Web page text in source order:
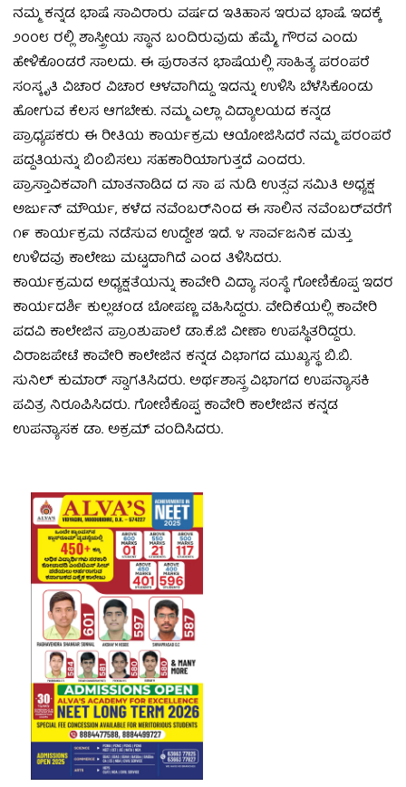
ನಮ್ಮ ಕನ್ನಡ ಭಾಷೆ ಸಾವಿರಾರು ವರ್ಷದ ಇತಿಹಾಸ ಇರುವ ಭಾಷೆ. ಇದಕ್ಕೆ
೨೦೦೮ ರಲ್ಲಿ ಶಾಸ್ತ್ರೀಯ ಸ್ಥಾನ ಬಂದಿರುವುದು ಹೆಮ್ಮೆ, ಗೌರವ ಎಂದು
ಹೇಳಿಕೊಂಡರೆ ಸಾಲದು. ಈ ಪುರಾತನ ಭಾಷೆಯಲ್ಲಿ ಸಾಹಿತ್ಯ ಪರಂಪರೆ
ಸಂಸ್ಕೃತಿ ವಿಚಾರ ವಿಚಾರ ಆಳವಾಗಿದ್ದು ಇದನ್ನು ಉಳಿಸಿ ಬೆಳೆಸಿಕೊಂಡು
ಹೋಗುವ ಕೆಲಸ ಆಗಬೇಕು. ನಮ್ಮ ಎಲ್ಲಾ ವಿದ್ಯಾಲಯದ ಕನ್ನಡ
ಪ್ರಾಧ್ಯಪಕರು ಈ ರೀತಿಯ ಕಾರ್ಯಕ್ರಮ ಆಯೋಜಿಸಿದರೆ ನಮ್ಮ ಪರಂಪರೆ
ಪದ್ದತಿಯನ್ನು ಬಿಂಬಿಸಲು ಸಹಕಾರಿಯಾಗುತ್ತದೆ ಎಂದರು.
ಪ್ರಾಸ್ತಾವಿಕವಾಗಿ ಮಾತನಾಡಿದ ದ ಸಾ ಪ ನುಡಿ ಉತ್ಸವ ಸಮಿತಿ ಅಧ್ಯಕ್ಷ
ಅರ್ಜುನ್ ಮೌರ್ಯ, ಕಳೆದ ನವೆಂಬರ್‌ನಿಂದ ಈ ಸಾಲಿನ ನವೆಂಬರ್‌ವರೆಗೆ
೧೯ ಕಾರ್ಯಕ್ರಮ ನಡೆಸುವ ಉದ್ದೇಶ ಇದೆ. ೪ ಸಾರ್ವಜನಿಕ ಮತ್ತು
ಉಳಿದವು ಕಾಲೇಜು ಮಟ್ಟದಾಗಿದೆ ಎಂದ ತಿಳಿಸಿದರು.
ಕಾರ್ಯಕ್ರಮದ ಅಧ್ಯಕ್ಷತೆಯನ್ನು ಕಾವೇರಿ ವಿದ್ಯಾ ಸಂಸ್ಥೆ ಗೋಣಿಕೊಪ್ಪ ಇದರ
ಕಾರ್ಯದರ್ಶಿ ಕುಲ್ಲಚಂಡ ಬೋಪಣ್ಣ ವಹಿಸಿದ್ದರು. ವೇದಿಕೆಯಲ್ಲಿ ಕಾವೇರಿ
ಪದವಿ ಕಾಲೇಜಿನ ಪ್ರಾಂಶುಪಾಲೆ ಡಾ.ಕೆ.ಜಿ ವೀಣಾ ಉಪಸ್ಥಿತರಿದ್ದರು.
ವಿರಾಜಪೇಟೆ ಕಾವೇರಿ ಕಾಲೇಜಿನ ಕನ್ನಡ ವಿಭಾಗದ ಮುಖ್ಯಸ್ಥ ಬಿ.ಬಿ.
ಸುನಿಲ್ ಕುಮಾರ್ ಸ್ವಾಗತಿಸಿದರು. ಅರ್ಥಶಾಸ್ತ್ರ ವಿಭಾಗದ ಉಪನ್ಯಾಸಕಿ
ಪವಿತ್ರ ನಿರೂಪಿಸಿದರು. ಗೋಣಿಕೊಪ್ಪ ಕಾವೇರಿ ಕಾಲೇಜಿನ ಕನ್ನಡ
ಉಪನ್ಯಾಸಕ ಡಾ. ಅಕ್ರಮ್ ವಂದಿಸಿದರು.